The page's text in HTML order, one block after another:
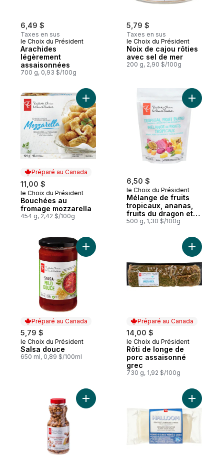
6,49 $
Taxes en sus
le Choix du Président
Arachides
légèrement
assaisonnées
700 g, 0,93 $/100g
5,79 $
Taxes en sus
le Choix du Président
Noix de cajou rôties
avec sel de mer
200 g, 2,90 $/100g
Préparé au Canada
11,00 $
Préparé au Canada
le Choix du Président
Bouchées au
fromage mozzarella
454 g, 2,42 $/100g
Ajouter Bouchées au fromage
6,50 $
le Choix du Président
Mélange de fruits
tropicaux, ananas,
fruits du dragon et
fruits de la passion
500 g, 1,30 $/100g
Ajouter
Préparé au Canada
5,79 $
Préparé au Canada
le Choix du Président
Salsa douce
650 ml, 0,89 $/100ml
Ajouter Salsa douce au panier
Préparé au Canada
14,00 $
Préparé au Canada
le Choix du Président
Rôti de longe de
porc assaisonné
grec
730 g, 1,92 $/100g
Ajouter
Ajouter Arachides rôties au miel au panier
Ajouter